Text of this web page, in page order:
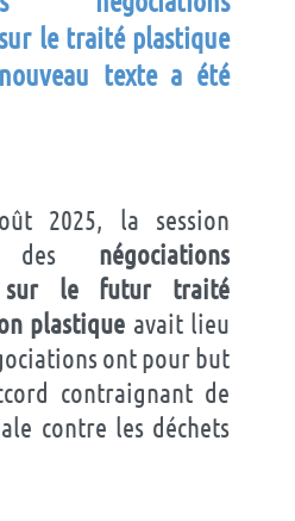
le traité plastique
texte a été
2025, la session
des négociations
sur le futur traité
plastique avait lieu
ont pour but
contraignant de
contre les déchets